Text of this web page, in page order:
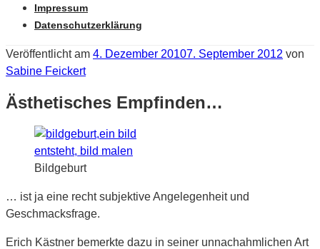
Impressum
Datenschutzerklärung
Veröffentlicht am 4. Dezember 20107. September 2012 von
Sabine Feickert
Ästhetisches Empfinden…
Bildgeburt
… ist ja eine recht subjektive Angelegenheit und
Geschmacksfrage.
Erich Kästner bemerkte dazu in seiner unnachahmlichen Art